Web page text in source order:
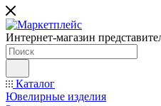
Интернет-магазин
Каталог
Ювелирные изделия